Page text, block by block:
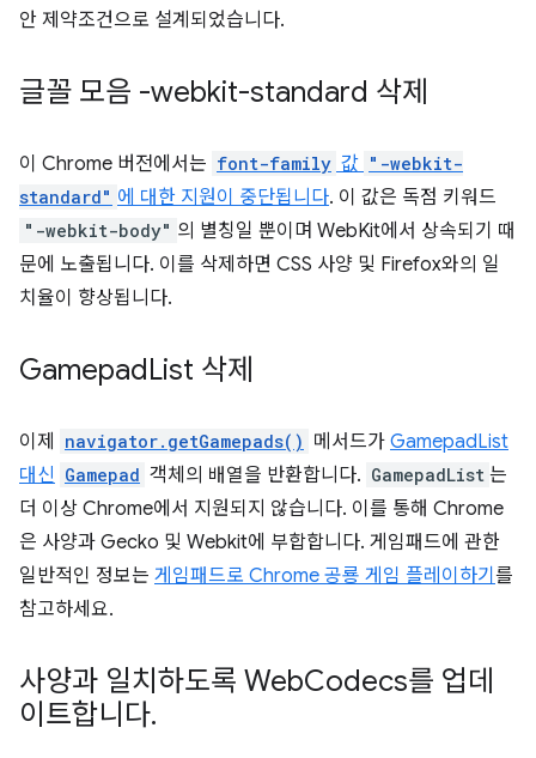
안 제약조건으로 설계되었습니다.
글꼴 모음 -webkit-standard 삭제
이 Chrome 버전에서는 font-family 값 "-webkit-
standard" 에 대한 지원이 중단됩니다. 이 값은 독점 키워드
"-webkit-body" 의 별칭일 뿐이며 WebKit에서 상속되기 때
문에 노출됩니다. 이를 삭제하면 CSS 사양 및 Firefox와의 일
치율이 향상됩니다.
GamepadList 삭제
이제 navigator.getGamepads() 메서드가 GamepadList
대신 Gamepad 객체의 배열을 반환합니다. GamepadList 는
더 이상 Chrome에서 지원되지 않습니다. 이를 통해 Chrome
은 사양과 Gecko 및 Webkit에 부합합니다. 게임패드에 관한
일반적인 정보는 게임패드로 Chrome 공룡 게임 플레이하기 를
참고하세요.
사양과 일치하도록 WebCodecs를 업데
이트합니다.